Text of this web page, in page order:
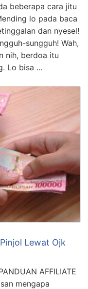
beberapa cara jitu
lo pada baca
dan nyesel!
sungguh! Wah,
nih, berdoa itu
Lo bisa …
Lewat Ojk
AFFILIATE
mengapa